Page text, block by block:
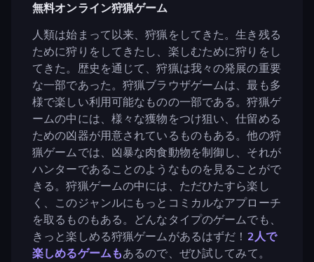
無料オンライン狩猟ゲーム
人類は始まって以来、狩猟をしてきた。生き残る
ために狩りをしてきたし、楽しむために狩りをし
てきた。歴史を通じて、狩猟は我々の発展の重要
な一部であった。狩猟ブラウザゲームは、最も多
様で楽しい利用可能なものの一部である。狩猟ゲ
ームの中には、様々な獲物をつけ狙い、仕留める
ための凶器が用意されているものもある。他の狩
猟ゲームでは、凶暴な肉食動物を制御し、それが
ハンターであることのようなものを見ることがで
きる。狩猟ゲームの中には、ただひたすら楽し
く、このジャンルにもっとコミカルなアプローチ
を取るものもある。どんなタイプのゲームでも、
きっと楽しめる狩猟ゲームがあるはずだ！ 2人で
楽しめるゲームもあるので、ぜひ試してみて。